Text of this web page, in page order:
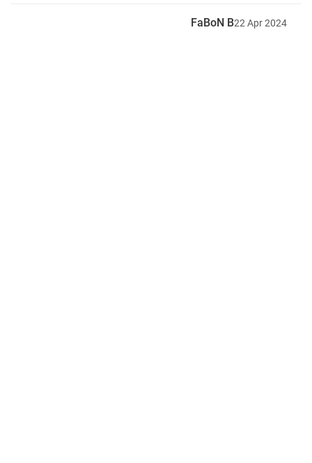
FaBoN B22 Apr2024